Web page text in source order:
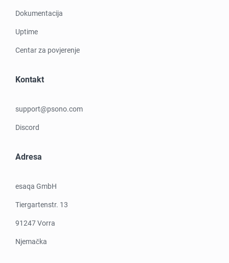
Dokumentacija
Uptime
Centar za povjerenje
Kontakt
support@psono.com
Discord
Adresa
esaqa GmbH
Tiergartenstr. 13
91247 Vorra
Njemačka